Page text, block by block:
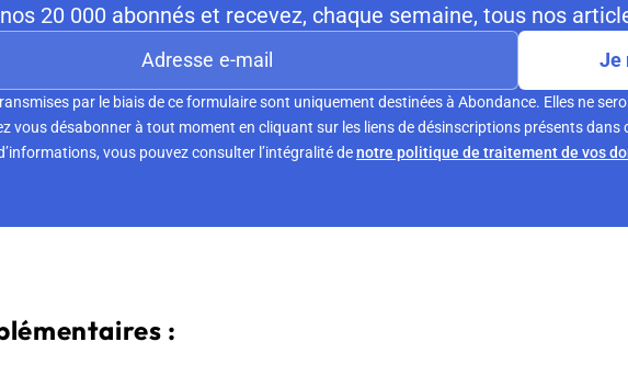
20 000 abonnés et recevez, chaque semaine, tous nos
Je
par le biais de ce formulaire sont uniquement destinées à Abondance. Elles ne
vous désabonner à tout moment en cliquant sur les liens de désinscriptions présents dans
vous pouvez consulter l’intégralité denotre politique de traitement de vos
: